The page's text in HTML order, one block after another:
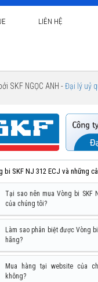
LIÊN HỆ
SKF NGỌC ANH -Đại lý uỷ
bi SKF NJ 312 ECJ và những
Tại sao nên mua Vòng bi SKF
của chúng tôi?
Làm sao phân biệt được Vòng
hãng?
Mua hàng tại website của
không?